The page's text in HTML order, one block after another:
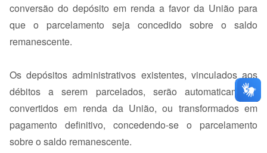
conversão do depósito em renda a favor da União para
que o parcelamento seja concedido sobre o saldo
remanescente.
Os depósitos administrativos existentes, vinculados aos
débitos a serem parcelados, serão automaticamente
convertidos em renda da União, ou transformados em
pagamento definitivo, concedendo-se o parcelamento
sobre o saldo remanescente.